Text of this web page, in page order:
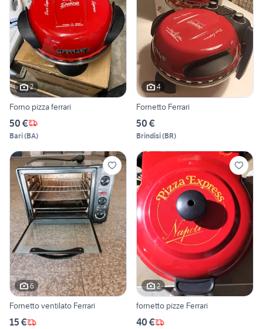
2
Forno pizza ferrari
50 €
Bari(BA)
4
Fornetto Ferrari
50 €
Brindisi(BR)
6
Fornetto ventilato Ferrari
15 €
2
fornetto pizze Ferrari
40 €